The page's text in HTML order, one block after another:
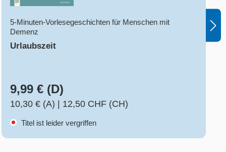
5-Minuten-Vorlesegeschichten für Menschen mit
Demenz
Urlaubszeit
9,99 € (D)
10,30 € (A) 12,50 CHF (CH)
Titel ist leider vergriffen